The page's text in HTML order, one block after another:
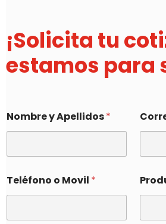
¡Solicita tu
estamos para
Nombre y Apellidos*
Teléfono o Movil *